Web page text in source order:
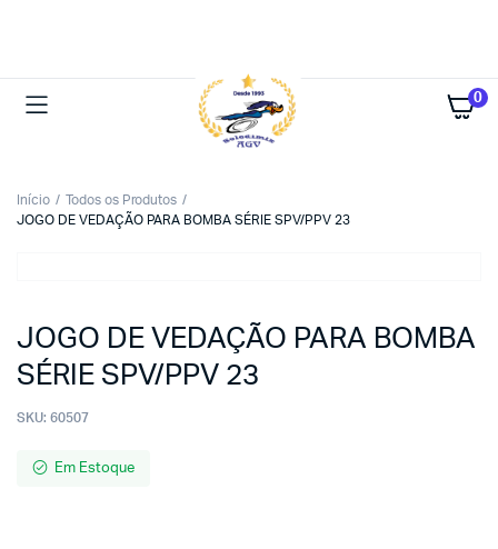
0
Início
Todos os Produtos
JOGO DE VEDAÇÃO PARA BOMBA SÉRIE SPV/PPV 23
JOGO DE VEDAÇÃO PARA BOMBA
SÉRIE SPV/PPV 23
SKU: 60507
Em Estoque